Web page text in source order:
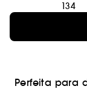
134
Perfeita para